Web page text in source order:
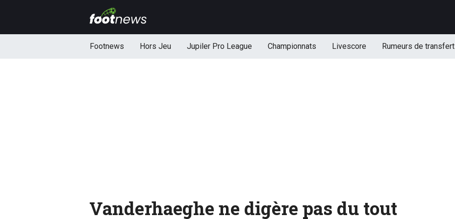
Footnews Hors Jeu Jupiler Pro League Championnats Livescore Rumeurs de transfert
Vanderhaeghe ne digère pas du tout